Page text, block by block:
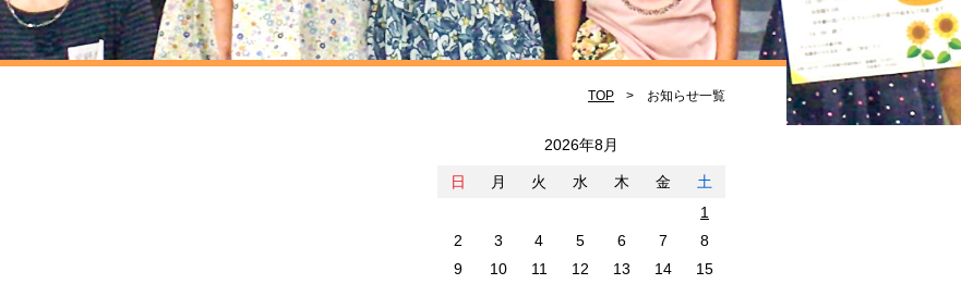
TOP お知らせ一覧
2026年8月
日 月 火 水 木 金
土
1
2
3 4 5 6 7
8
9
10 11 12 13 14
15